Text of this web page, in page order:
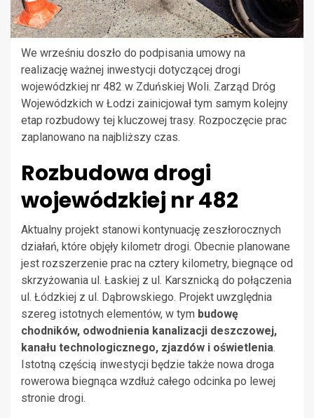
We wrześniu doszło do podpisania umowy na
realizację ważnej inwestycji dotyczącej drogi
wojewódzkiej nr 482 w Zduńskiej Woli. Zarząd Dróg
Wojewódzkich w Łodzi zainicjował tym samym kolejny
etap rozbudowy tej kluczowej trasy. Rozpoczęcie prac
zaplanowano na najbliższy czas.
Rozbudowa drogi
wojewódzkiej nr 482
Aktualny projekt stanowi kontynuację zeszłorocznych
działań, które objęły kilometr drogi. Obecnie planowane
jest rozszerzenie prac na cztery kilometry, biegnące od
skrzyżowania ul. Łaskiej z ul. Karsznicką do połączenia
ul. Łódzkiej z ul. Dąbrowskiego. Projekt uwzględnia
szereg istotnych elementów, w tym budowę
chodników, odwodnienia kanalizacji deszczowej,
kanału technologicznego, zjazdów i oświetlenia.
Istotną częścią inwestycji będzie także nowa droga
rowerowa biegnąca wzdłuż całego odcinka po lewej
stronie drogi.